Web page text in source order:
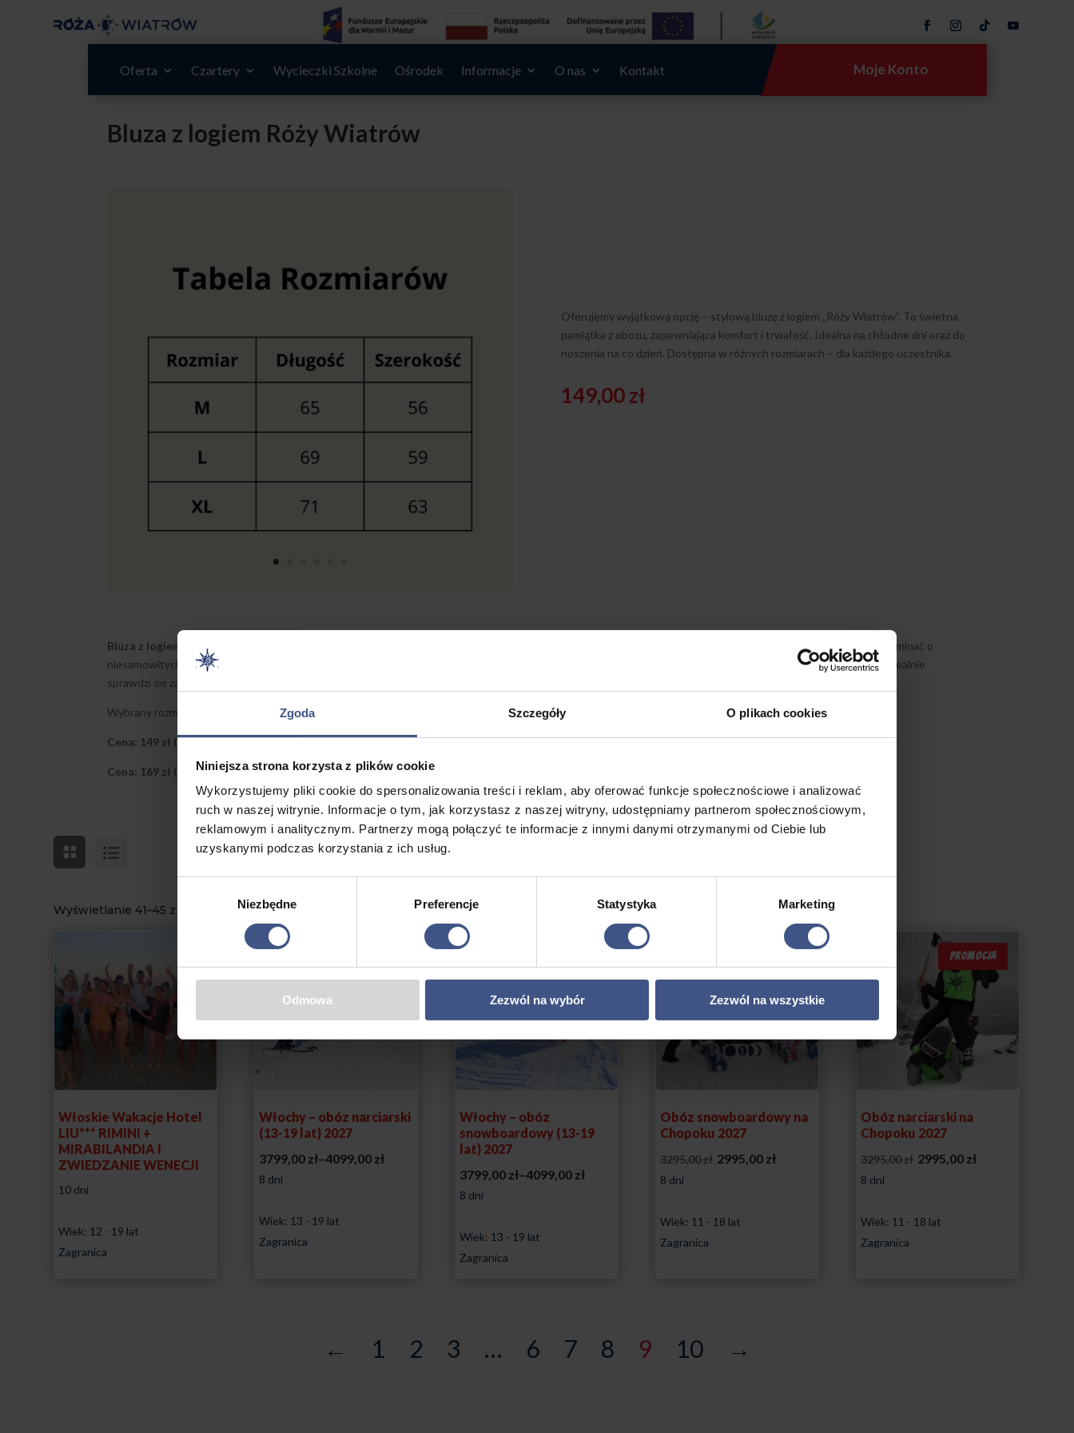
Zgoda Szczegóły O plikach cookies
Niniejsza strona korzysta z plików cookie
Wykorzystujemy pliki cookie do spersonalizowania treści i reklam, aby oferować funkcje społecznościowe i analizować
ruch w naszej witrynie. Informacje o tym, jak korzystasz z naszej witryny, udostępniamy partnerom społecznościowym,
reklamowym i analitycznym. Partnerzy mogą połączyć te informacje z innymi danymi otrzymanymi od Ciebie lub
uzyskanymi podczas korzystania z ich usług.
Niezbędne Preferencje Statystyka Marketing
Odmowa Zezwól na wybór Zezwól na wszystkie
Oferta Czartery Wycieczki Szkolne Ośrodek Informacje O nas Kontakt Moje Konto
Bluza z logiem Róży Wiatrów
Oferujemy wyjątkową opcję – stylową bluzę z logiem „Róży Wiatrów”. To świetna
pamiątka z obozu, zapewniająca komfort i trwałość. Idealna na chłodne dni oraz do
noszenia na co dzień. Dostępna w różnych rozmiarach – dla każdego uczestnika.
149,00zł
Bluza z logiem „Róża Wiatrów” –
oferujemy wyjątkową opcję dodatkową – stylową bluzę z logiem „Róży Wiatrów”. To doskonała pamiątka, która będzie przypominać o
niesamowitych przygodach na obozie. Bluza wykonana jest z wysokiej jakości materiałów, zapewniających komfort i trwałość. Dostępna w różnych rozmiarach, idealnie
sprawdzi się zarówno na chłodniejsze dni obozu, jak i w codziennym użytkowaniu po powrocie do domu.
Wybrany rozmiar – M / L / XL – należy podać w polu na “Uwagi do zamówienia” w dalszej części rezerwacji.
Cena: 149 zł (odbiór osobisty)
Cena: 169 zł (wysyłka)
Wyświetlanie 41–45 z 46 wyników
Włoskie Wakacje Hotel
LIU*** RIMINI +
MIRABILANDIA I
ZWIEDZANIE WENECJI
10 dni
Wiek: 12 - 19 lat
Zagranica
Włochy – obóz narciarski
(13-19 lat) 2027
3799,00 zł–4099,00 złZakres
8 dni
Wiek: 13 - 19 lat
Zagranica
Włochy – obóz
snowboardowy (13-19
lat) 2027
3799,00 zł–4099,00 złZakres
8 dni
Wiek: 13 - 19 lat
Zagranica
Obóz snowboardowy na
Chopoku 2027
3295,00zł Pierwotna
3295,00 zł.
2995,00 złAktualna
8 dni
Wiek: 11 - 18 lat
Zagranica
PROMOCJA
Obóz narciarski na
Chopoku 2027
3295,00zł Pierwotna
3295,00 zł.
2995,00 złAktualna
8 dni
Wiek: 11 - 18 lat
Zagranica
← 1 2 3 … 6 7 8 9 10 →